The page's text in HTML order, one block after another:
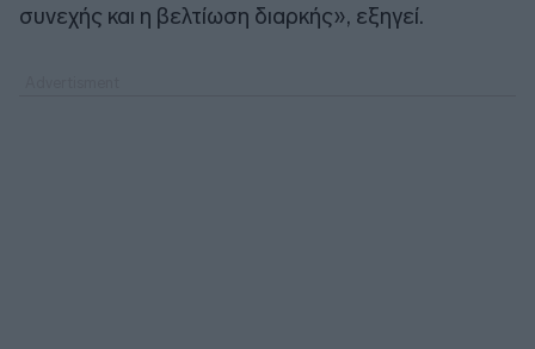
συνεχής και η βελτίωση διαρκής», εξηγεί.